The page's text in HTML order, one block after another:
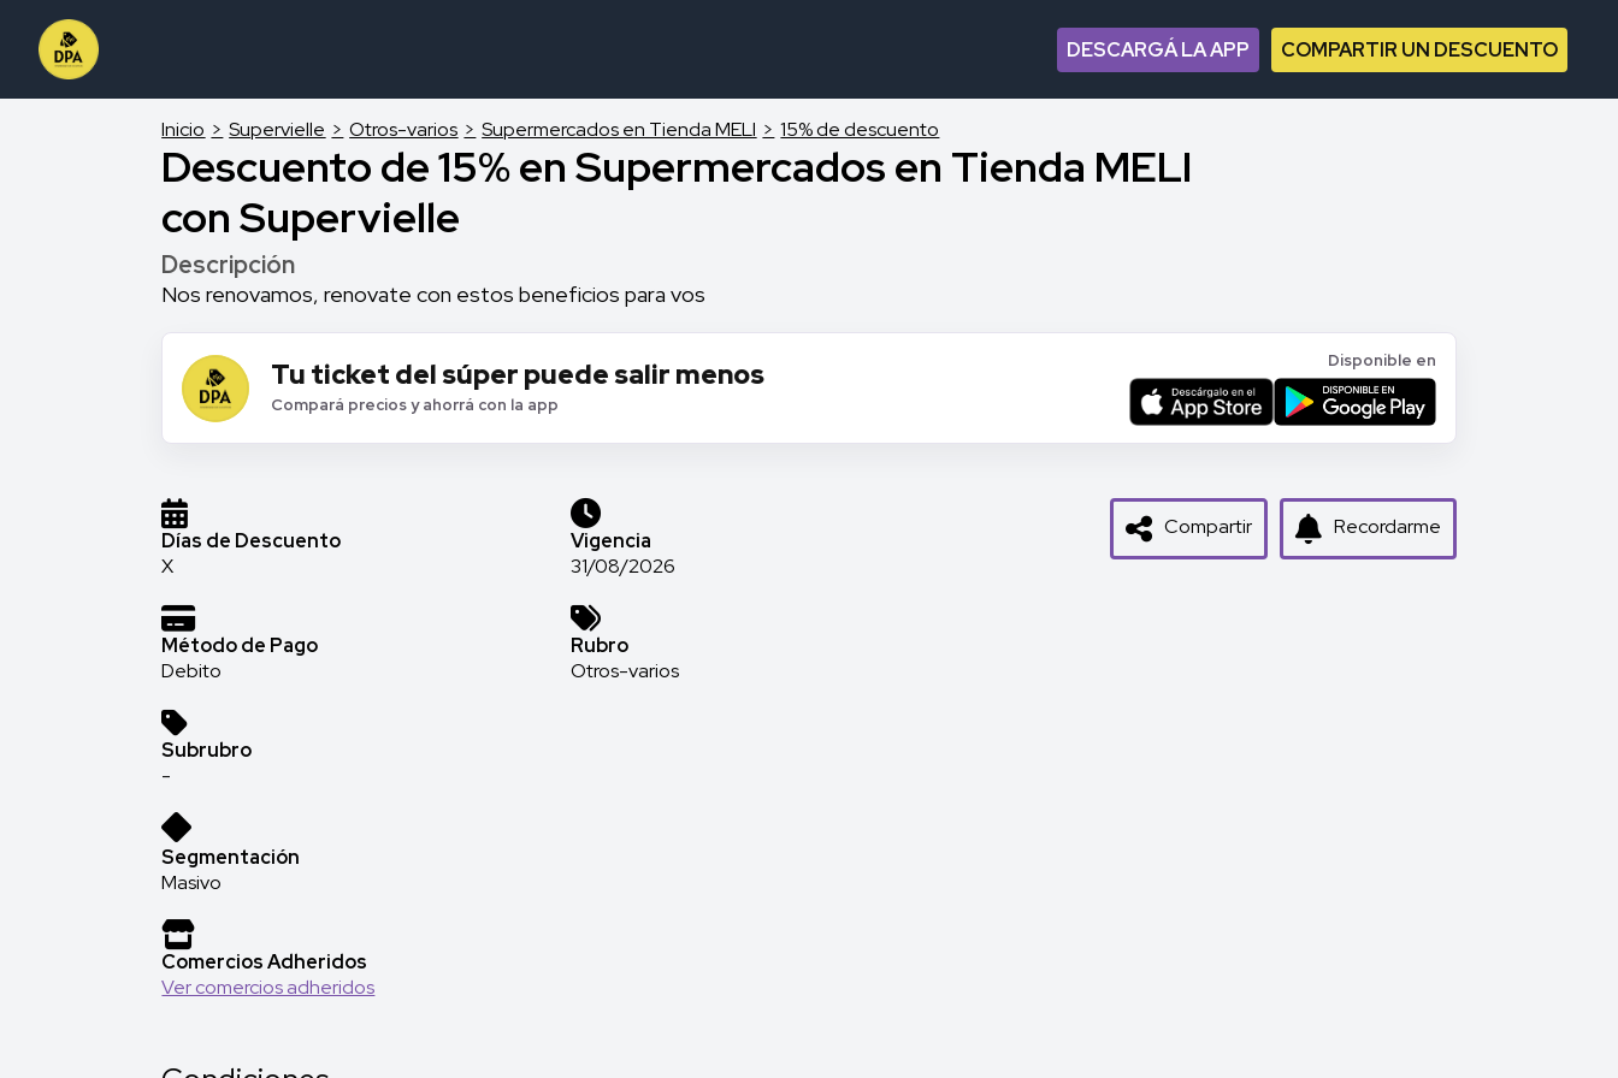
DESCARGÁ LA APP COMPARTIR UN DESCUENTO
Inicio Supervielle Otros-varios Supermercados en Tienda MELI 15% de descuento
Descuento de 15% en Supermercados en Tienda MELI
con Supervielle
Descripción
Nos renovamos, renovate con estos beneficios para vos
Tu ticket del súper puede salir menos
Compará precios y ahorrá con la app
Disponible en
Días de Descuento
X
Vigencia
31/08/2026
Método de Pago
Debito
Rubro
Otros-varios
Subrubro
-
Segmentación
Masivo
Comercios Adheridos
Ver comercios adheridos
Compartir Recordarme